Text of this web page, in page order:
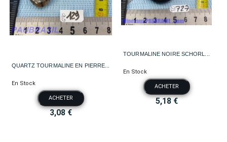
QUARTZ TOURMALINE EN PIERRE...
En Stock
ACHETER
3,08 €
TOURMALINE NOIRE SCHORL...
En Stock
ACHETER
5,18 €